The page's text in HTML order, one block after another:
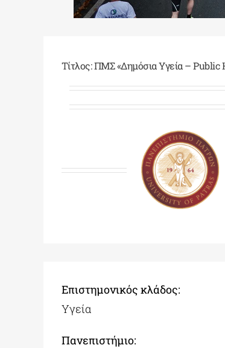
Τίτλος: ΠΜΣ «Δημόσια Υγεία – Public
Επιστημονικός κλάδος:
Υγεία
Πανεπιστήμιο: